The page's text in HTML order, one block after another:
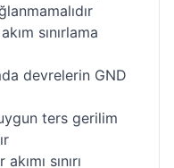
sınırlama
devrelerin GND
ters gerilim
sınırı